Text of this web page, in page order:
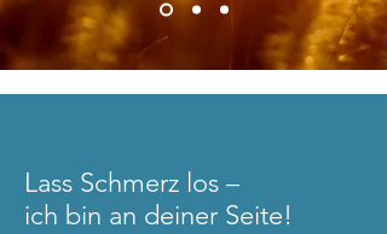
Lass Schmerz los –
ich bin an deiner Seite!